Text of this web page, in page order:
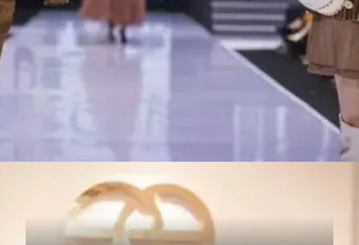
Đang mởhttps://idep.edu.vn/thoi-trang-elise-74